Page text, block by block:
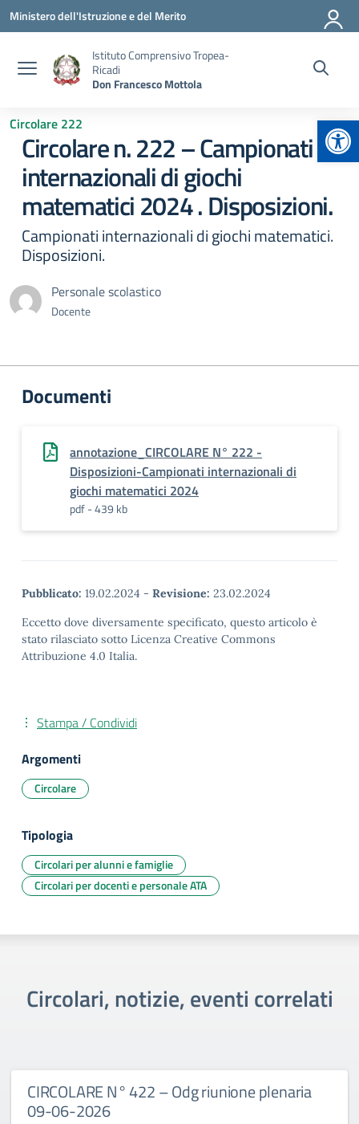
Vai ai contenuti
Vai al menu di navigazione
Vai al footer
Ministero dell'Istruzione e del Merito
Istituto Comprensivo Tropea-
Ricadi
Don Francesco Mottola
Circolare 222
Circolare n. 222 – Campionati
internazionali di giochi
matematici 2024 . Disposizioni.
Campionati internazionali di giochi matematici.
Disposizioni.
Personale scolastico
Docente
Documenti
annotazione_CIRCOLARE N° 222 -
Disposizioni-Campionati internazionali di
giochi matematici 2024
pdf - 439 kb
Pubblicato: 19.02.2024 - Revisione: 23.02.2024
Eccetto dove diversamente specificato, questo articolo è
stato rilasciato sotto Licenza Creative Commons
Attribuzione 4.0 Italia.
Stampa / Condividi
Argomenti
Circolare
Tipologia
Circolari per alunni e famiglie
Circolari per docenti e personale ATA
Circolari, notizie, eventi correlati
CIRCOLARE N° 422 – Odg riunione plenaria
09-06-2026